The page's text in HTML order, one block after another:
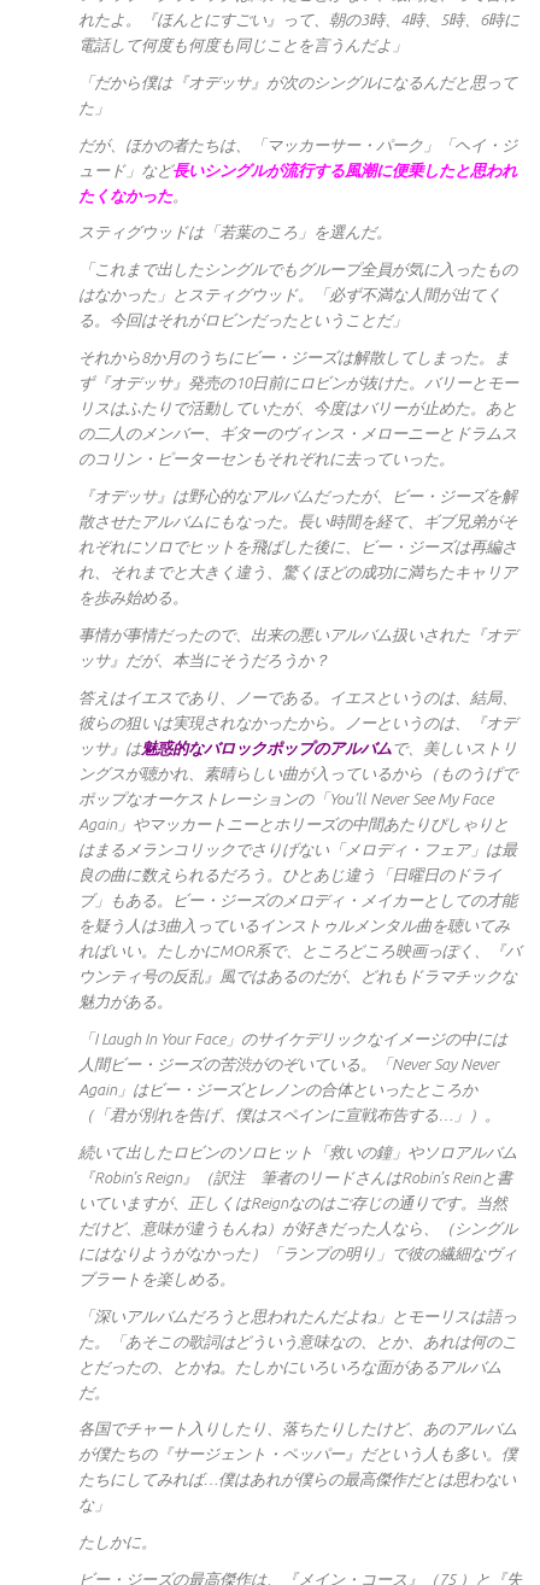
れたよ。『ほんとにすごい』って、朝の3時、4時、5時、6時に
電話して何度も何度も同じことを言うんだよ」
「だから僕は『オデッサ』が次のシングルになるんだと思って
た」
だが、ほかの者たちは、「マッカーサー・パーク」「ヘイ・ジ
ュード」など長いシングルが流行する風潮に便乗したと思われ
たくなかった。
スティグウッドは「若葉のころ」を選んだ。
「これまで出したシングルでもグループ全員が気に入ったもの
はなかった」とスティグウッド。「必ず不満な人間が出てく
る。今回はそれがロビンだったということだ」
それから8か月のうちにビー・ジーズは解散してしまった。ま
ず『オデッサ』発売の10日前にロビンが抜けた。バリーとモー
リスはふたりで活動していたが、今度はバリーが止めた。あと
の二人のメンバー、ギターのヴィンス・メローニーとドラムス
のコリン・ピーターセンもそれぞれに去っていった。
『オデッサ』は野心的なアルバムだったが、ビー・ジーズを解
散させたアルバムにもなった。長い時間を経て、ギブ兄弟がそ
れぞれにソロでヒットを飛ばした後に、ビー・ジーズは再編さ
れ、それまでと大きく違う、驚くほどの成功に満ちたキャリア
を歩み始める。
事情が事情だったので、出来の悪いアルバム扱いされた『オデ
ッサ』だが、本当にそうだろうか？
答えはイエスであり、ノーである。イエスというのは、結局、
彼らの狙いは実現されなかったから。ノーというのは、『オデ
ッサ』は魅惑的なバロックポップのアルバムで、美しいストリ
ングスが聴かれ、素晴らしい曲が入っているから（ものうげで
ポップなオーケストレーションの「You’ll Never See My Face
Again」やマッカートニーとホリーズの中間あたりぴしゃりと
はまるメランコリックでさりげない「メロディ・フェア」は最
良の曲に数えられるだろう。ひとあじ違う「日曜日のドライ
ブ」もある。ビー・ジーズのメロディ・メイカーとしての才能
を疑う人は3曲入っているインストゥルメンタル曲を聴いてみ
ればいい。たしかにMOR系で、ところどころ映画っぽく、『バ
ウンティ号の反乱』風ではあるのだが、どれもドラマチックな
魅力がある。
「I Laugh In Your Face」のサイケデリックなイメージの中には
人間ビー・ジーズの苦渋がのぞいている。「Never Say Never
Again」はビー・ジーズとレノンの合体といったところか
（「君が別れを告げ、僕はスペインに宣戦布告する…」）。
続いて出したロビンのソロヒット「救いの鐘」やソロアルバム
『Robin’s Reign』（訳注 筆者のリードさんはRobin’s Reinと書
いていますが、正しくはReignなのはご存じの通りです。当然
だけど、意味が違うもんね）が好きだった人なら、（シングル
にはなりようがなかった）「ランプの明り」で彼の繊細なヴィ
ブラートを楽しめる。
「深いアルバムだろうと思われたんだよね」とモーリスは語っ
た。「あそこの歌詞はどういう意味なの、とか、あれは何のこ
とだったの、とかね。たしかにいろいろな面があるアルバム
だ。
各国でチャート入りしたり、落ちたりしたけど、あのアルバム
が僕たちの『サージェント・ペッパー』だという人も多い。僕
たちにしてみれば…僕はあれが僕らの最高傑作だとは思わない
な」
たしかに。
ビー・ジーズの最高傑作は、『メイン・コース』（75 ）と『失